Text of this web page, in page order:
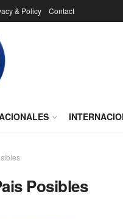
& Policy Contact
Posibles